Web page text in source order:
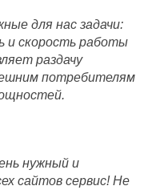
для нас задачи:
и скорость работы
раздачу
потребителям
нужный и
сайтов сервис! Не